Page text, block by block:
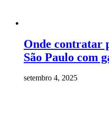
Onde contratar
São Paulo com
setembro 4, 2025